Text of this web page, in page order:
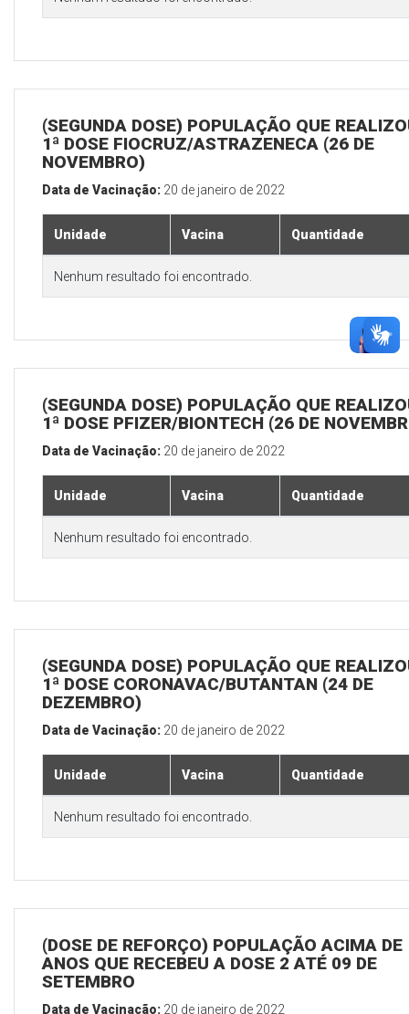
(SEGUNDA DOSE) POPULAÇÃO QUE
1ª DOSE FIOCRUZ/ASTRAZENECA (26 DE
NOVEMBRO)
Data de Vacinação: 20 de janeiro de 2022
Unidade Vacina Quantidade
Nenhum resultado foi encontrado.
(SEGUNDA DOSE) POPULAÇÃO QUE
1ª DOSE PFIZER/BIONTECH (26 DE
Data de Vacinação: 20 de janeiro de 2022
Unidade Vacina Quantidade
Nenhum resultado foi encontrado.
(SEGUNDA DOSE) POPULAÇÃO QUE
1ª DOSE CORONAVAC/BUTANTAN (24 DE
DEZEMBRO)
Data de Vacinação: 20 de janeiro de 2022
Unidade Vacina Quantidade
Nenhum resultado foi encontrado.
(DOSE DE REFORÇO) POPULAÇÃO ACIMA DE
ANOS QUE RECEBEU A DOSE 2 ATÉ 09 DE
SETEMBRO
Data de Vacinação: 20 de janeiro de 2022